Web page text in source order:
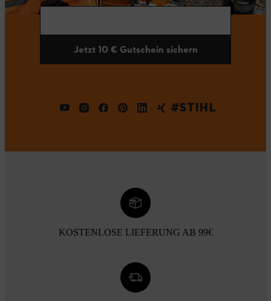
Jetzt 10 € Gutschein sichern
#STIHL
KOSTENLOSE LIEFERUNG AB 99€